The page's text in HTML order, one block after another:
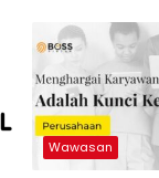
Wawasan